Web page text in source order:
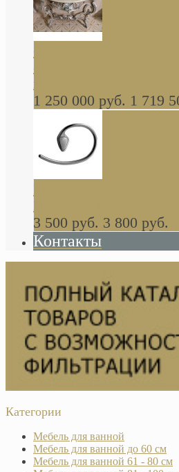
стиле барокко, из
коричневый матовый
1 250 000 руб. 1 719
Khala Colombo
НАЛИЧИИ
3 500 руб. 3 800 руб.
Контакты
Категории
Мебель для ванной
Мебель для ванной до 60 см
Мебель для ванной 61 - 80 см